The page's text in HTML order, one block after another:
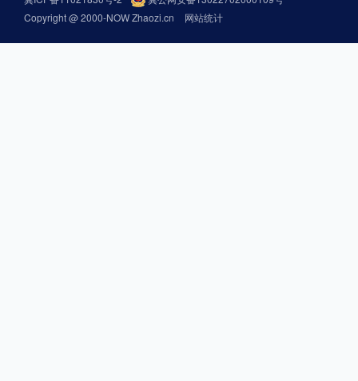
Copyright @ 2000-NOW Zhaozi.cn
网站统计